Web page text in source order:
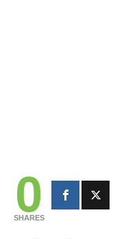
0
SHARES